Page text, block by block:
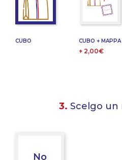
CUBO CUBO + MAPPA
+ 2,00€
3. Scelgo un
No